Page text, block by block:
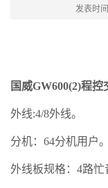
发表时
国威GW600(2)程控
外线:4/8外线。
分机：64分机用户。
外线板规格：4路忙